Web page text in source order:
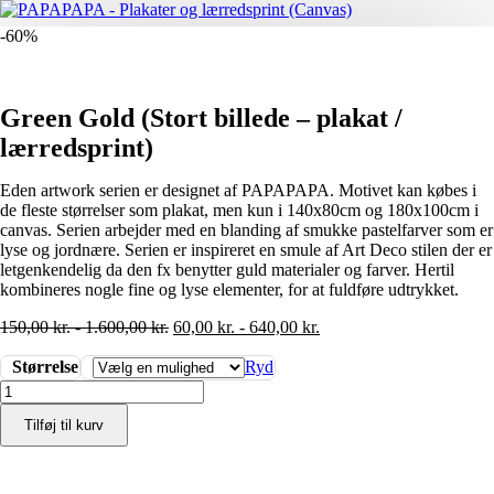
-60%
Green Gold (Stort billede – plakat /
lærredsprint)
Eden artwork serien er designet af PAPAPAPA. Motivet kan købes i
de fleste størrelser som plakat, men kun i 140x80cm og 180x100cm i
canvas. Serien arbejder med en blanding af smukke pastelfarver som er
lyse og jordnære. Serien er inspireret en smule af Art Deco stilen der er
letgenkendelig da den fx benytter guld materialer og farver. Hertil
kombineres nogle fine og lyse elementer, for at fuldføre udtrykket.
150,00kr.-1.600,00kr. 60,00 kr. - 640,00 kr.
Størrelse
Ryd
Green
Gold
(Stort
billede
Tilføj til kurv